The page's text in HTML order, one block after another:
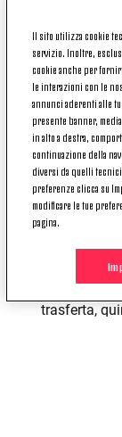
riuscito a
in Coppa
ha perso
bianconeri
La
(sette) dal
contro cui i
mura
arrivati un
L'ultima
squadreè
tripletta di
Roberto
trasferta,
Il sito utilizza cookie
servizio. Inoltre,
cookie anche per
le interazioni con le
annunci aderenti alle
presente banner,
in alto a destra,
continuazione della
diversi da quelli
preferenze clicca su
modificare le tue
pagina.